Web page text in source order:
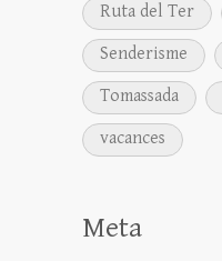
Ruta del Ter
Senderisme
Tomassada
vacances
Meta